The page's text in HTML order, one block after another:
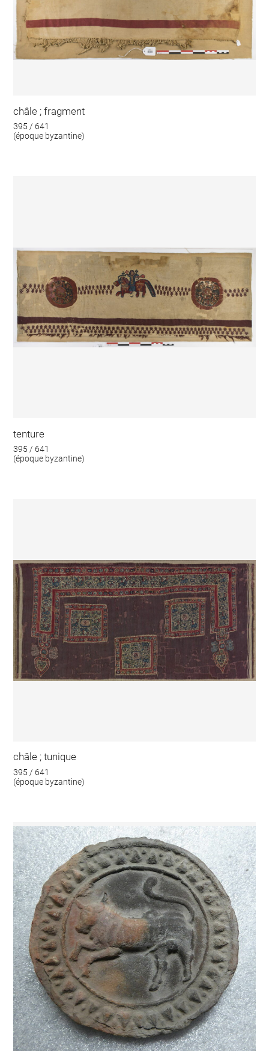
châle ; fragment
395 / 641
(époque byzantine)
tenture
395 / 641
(époque byzantine)
châle ; tunique
395 / 641
(époque byzantine)